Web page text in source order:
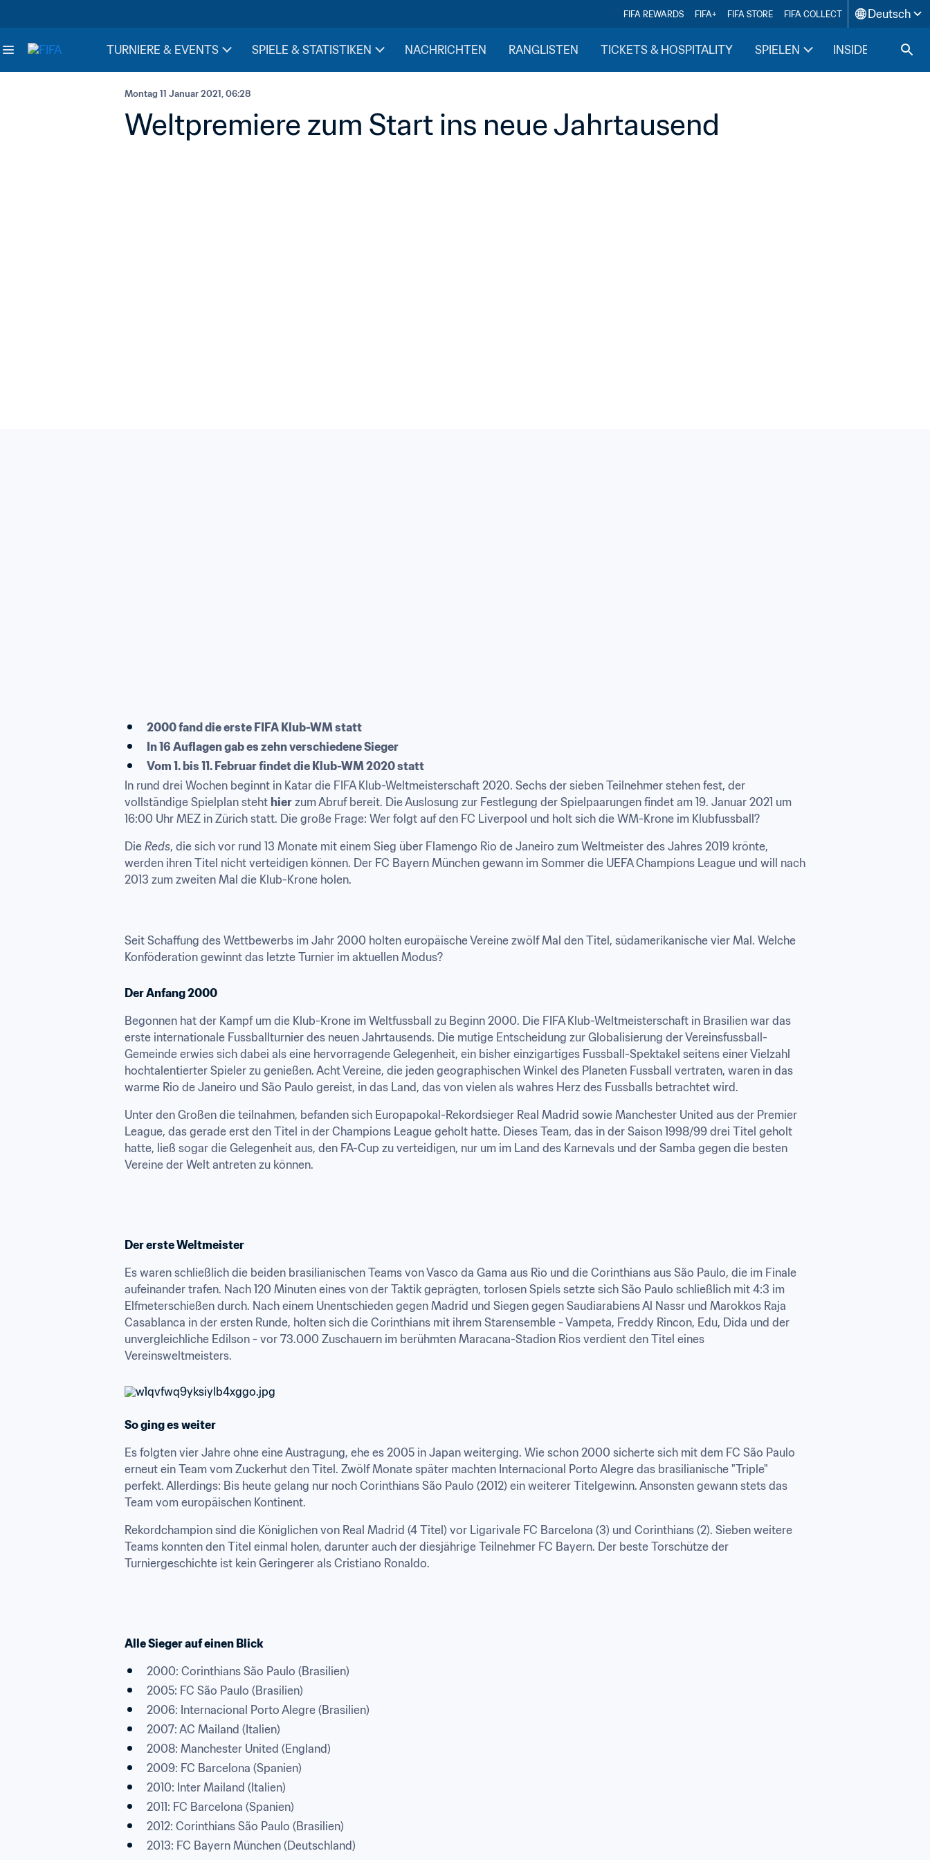
FIFA REWARDS FIFA+ FIFA STORE FIFA COLLECT Deutsch
TURNIERE & EVENTS SPIELE & STATISTIKEN NACHRICHTEN RANGLISTEN TICKETS & HOSPITALITY SPIELEN INSIDE FIFA
Montag 11 Januar 2021, 06:28
Weltpremiere zum Start ins neue Jahrtausend
2000 fand die erste FIFA Klub-WM statt
In 16 Auflagen gab es zehn verschiedene Sieger
Vom 1. bis 11. Februar findet die Klub-WM 2020 statt
In rund drei Wochen beginnt in Katar die FIFA Klub-Weltmeisterschaft 2020. Sechs der sieben Teilnehmer stehen fest, der
vollständige Spielplan steht hier zum Abruf bereit. Die Auslosung zur Festlegung der Spielpaarungen findet am 19. Januar 2021 um
16:00 Uhr MEZ in Zürich statt. Die große Frage: Wer folgt auf den FC Liverpool und holt sich die WM-Krone im Klubfussball?
Die Reds, die sich vor rund 13 Monate mit einem Sieg über Flamengo Rio de Janeiro zum Weltmeister des Jahres 2019 krönte,
werden ihren Titel nicht verteidigen können. Der FC Bayern München gewann im Sommer die UEFA Champions League und will nach
2013 zum zweiten Mal die Klub-Krone holen.
Seit Schaffung des Wettbewerbs im Jahr 2000 holten europäische Vereine zwölf Mal den Titel, südamerikanische vier Mal. Welche
Konföderation gewinnt das letzte Turnier im aktuellen Modus?
Der Anfang 2000
Begonnen hat der Kampf um die Klub-Krone im Weltfussball zu Beginn 2000. Die FIFA Klub-Weltmeisterschaft in Brasilien war das
erste internationale Fussballturnier des neuen Jahrtausends. Die mutige Entscheidung zur Globalisierung der Vereinsfussball-
Gemeinde erwies sich dabei als eine hervorragende Gelegenheit, ein bisher einzigartiges Fussball-Spektakel seitens einer Vielzahl
hochtalentierter Spieler zu genießen. Acht Vereine, die jeden geographischen Winkel des Planeten Fussball vertraten, waren in das
warme Rio de Janeiro und São Paulo gereist, in das Land, das von vielen als wahres Herz des Fussballs betrachtet wird.
Unter den Großen die teilnahmen, befanden sich Europapokal-Rekordsieger Real Madrid sowie Manchester United aus der Premier
League, das gerade erst den Titel in der Champions League geholt hatte. Dieses Team, das in der Saison 1998/99 drei Titel geholt
hatte, ließ sogar die Gelegenheit aus, den FA-Cup zu verteidigen, nur um im Land des Karnevals und der Samba gegen die besten
Vereine der Welt antreten zu können.
Der erste Weltmeister
Es waren schließlich die beiden brasilianischen Teams von Vasco da Gama aus Rio und die Corinthians aus São Paulo, die im Finale
aufeinander trafen. Nach 120 Minuten eines von der Taktik geprägten, torlosen Spiels setzte sich São Paulo schließlich mit 4:3 im
Elfmeterschießen durch. Nach einem Unentschieden gegen Madrid und Siegen gegen Saudiarabiens Al Nassr und Marokkos Raja
Casablanca in der ersten Runde, holten sich die Corinthians mit ihrem Starensemble - Vampeta, Freddy Rincon, Edu, Dida und der
unvergleichliche Edilson - vor 73.000 Zuschauern im berühmten Maracana-Stadion Rios verdient den Titel eines
Vereinsweltmeisters.
So ging es weiter
Es folgten vier Jahre ohne eine Austragung, ehe es 2005 in Japan weiterging. Wie schon 2000 sicherte sich mit dem FC São Paulo
erneut ein Team vom Zuckerhut den Titel. Zwölf Monate später machten Internacional Porto Alegre das brasilianische "Triple"
perfekt. Allerdings: Bis heute gelang nur noch Corinthians São Paulo (2012) ein weiterer Titelgewinn. Ansonsten gewann stets das
Team vom europäischen Kontinent.
Rekordchampion sind die Königlichen von Real Madrid (4 Titel) vor Ligarivale FC Barcelona (3) und Corinthians (2). Sieben weitere
Teams konnten den Titel einmal holen, darunter auch der diesjährige Teilnehmer FC Bayern. Der beste Torschütze der
Turniergeschichte ist kein Geringerer als Cristiano Ronaldo.
Alle Sieger auf einen Blick
2000: Corinthians São Paulo (Brasilien)
2005: FC São Paulo (Brasilien)
2006: Internacional Porto Alegre (Brasilien)
2007: AC Mailand (Italien)
2008: Manchester United (England)
2009: FC Barcelona (Spanien)
2010: Inter Mailand (Italien)
2011: FC Barcelona (Spanien)
2012: Corinthians São Paulo (Brasilien)
2013: FC Bayern München (Deutschland)